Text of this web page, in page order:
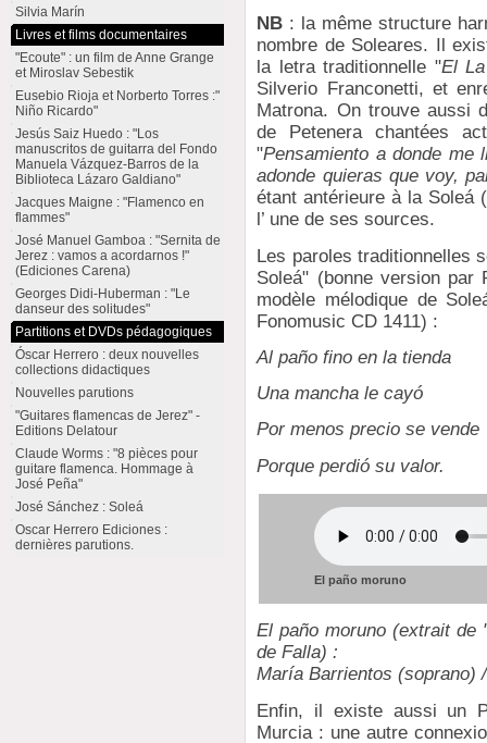
NB : la même structure
nombre de Soleares. Il
la letra traditionnelle "El
Silverio Franconetti, et
Matrona. On trouve aussi
de Petenera chantées
"Pensamiento a donde me
adonde quieras que voy,
étant antérieure à la Soleá
l’ une de ses sources.
Les paroles traditionnelles
Soleá" (bonne version par
modèle mélodique de
Fonomusic CD 1411) :
Al paño fino en la tienda
Una mancha le cayó
Por menos precio se vende
Porque perdió su valor.
El paño moruno
El paño moruno (extrait de
de Falla) :
María Barrientos (soprano)
Enfin, il existe aussi un
Murcia : une autre
Silvia Marín
Livres et films documentaires
"Ecoute" : un film de Anne Grange
et Miroslav Sebestik
Eusebio Rioja et Norberto Torres :"
Niño Ricardo"
Jesús Saiz Huedo : "Los
manuscritos de guitarra del Fondo
Manuela Vázquez-Barros de la
Biblioteca Lázaro Galdiano"
Jacques Maigne : "Flamenco en
flammes"
José Manuel Gamboa : "Sernita de
Jerez : vamos a acordarnos !"
(Ediciones Carena)
Georges Didi-Huberman : "Le
danseur des solitudes"
Partitions et DVDs pédagogiques
Óscar Herrero : deux nouvelles
collections didactiques
Nouvelles parutions
"Guitares flamencas de Jerez" -
Editions Delatour
Claude Worms : "8 pièces pour
guitare flamenca. Hommage à
José Peña"
José Sánchez : Soleá
Oscar Herrero Ediciones :
dernières parutions.